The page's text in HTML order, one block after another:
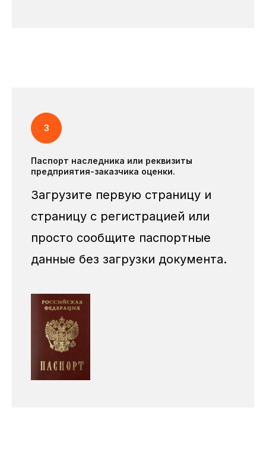
Паспорт наследника или реквизиты
предприятия-заказчика оценки.
Загрузите первую страницу и
страницу с регистрацией или
просто сообщите паспортные
данные без загрузки документа.